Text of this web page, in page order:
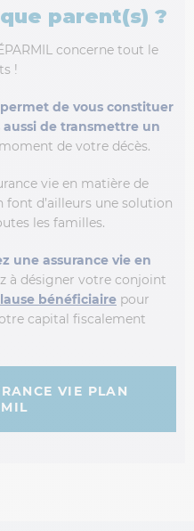
parent(s) ?
concerne tout le
!
permet de vous constituer
de transmettre un
de votre décès.
vie en matière de
d’ailleurs une solution
les familles.
une assurance vie en
à désigner votre conjoint
bénéficiaire pour
capital fiscalement
VIE PLAN